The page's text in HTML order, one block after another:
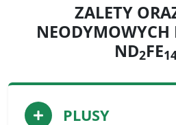
ZALETY
NEODYMOWYCH
ND2FE
PLUSY